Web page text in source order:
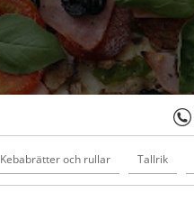
Kebabrätter och rullar Tallrik